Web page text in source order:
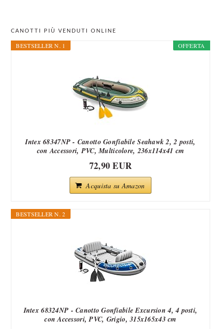
PRIMARY
SIDEBAR
CANOTTI PIÙ VENDUTI ONLINE
OFFERTA
BESTSELLER N. 1
Intex 68347NP - Canotto Gonfiabile Seahawk 2, 2 posti,
con Accessori, PVC, Multicolore, 236x114x41 cm
72,90 EUR
Acquista su Amazon
BESTSELLER N. 2
Intex 68324NP - Canotto Gonfiabile Excursion 4, 4 posti,
con Accessori, PVC, Grigio, 315x165x43 cm